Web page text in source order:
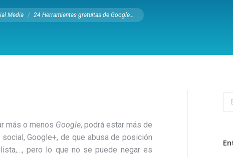
Media 24 Herramientas gratuitas de Google…
más o menos Google, podrá estar más de
Google+, de que abusa de posición
pero lo que no se puede negar es